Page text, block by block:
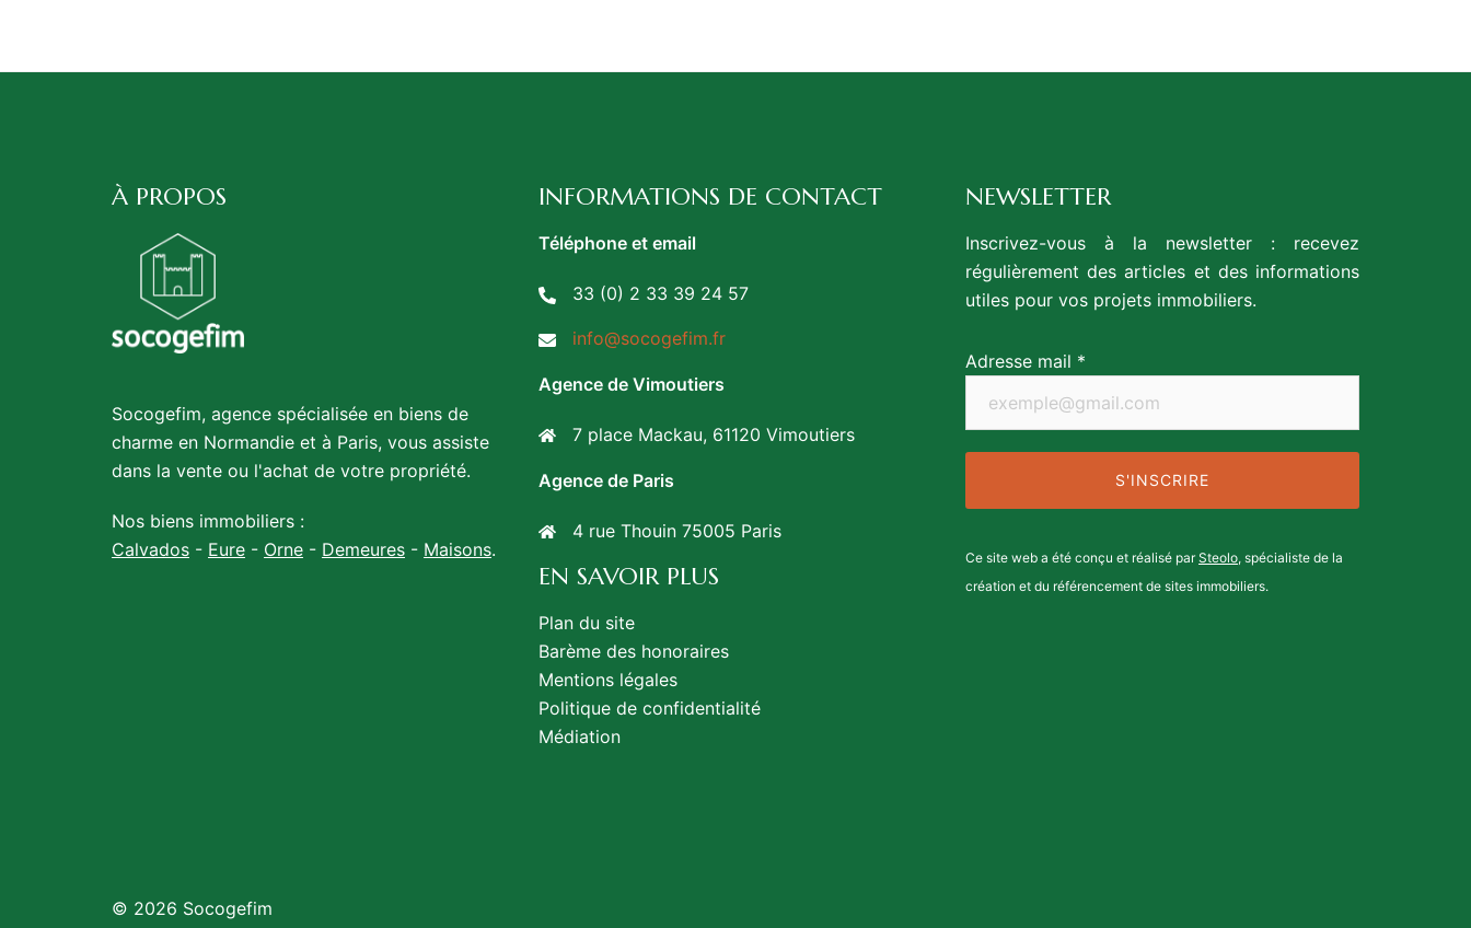
À PROPOS
Socogefim, agence spécialisée en biens de
charme en Normandie et à Paris, vous assiste
dans la vente ou l'achat de votre propriété.
Nos biens immobiliers :
Calvados - Eure - Orne - Demeures - Maisons.
INFORMATIONS DE CONTACT
Téléphone et email
33 (0) 2 33 39 24 57
info@socogefim.fr
Agence de Vimoutiers
7 place Mackau, 61120 Vimoutiers
Agence de Paris
4 rue Thouin 75005 Paris
EN SAVOIR PLUS
Plan du site
Barème des honoraires
Mentions légales
Politique de confidentialité
Médiation
NEWSLETTER
Inscrivez-vous à la newsletter : recevez
régulièrement des articles et des informations
utiles pour vos projets immobiliers.
Adresse mail *
Ce site web a été conçu et réalisé parSteolo, spécialiste de la
création et du référencement de sites immobiliers.
© 2026 Socogefim